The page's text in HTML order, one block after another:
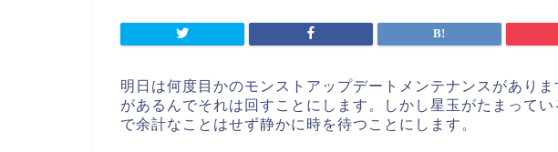
明日は何度目かのモンストアップデートメンテナンスがあり
があるんでそれは回すことにします。しかし星玉がたまって
で余計なことはせず静かに時を待つことにします。